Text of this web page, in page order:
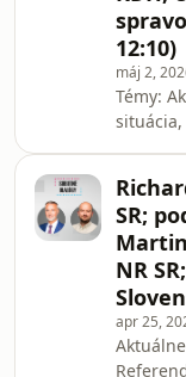
každú
12:10)
máj 2,
Témy:
situácia,
obrany;
spravodlivosti
Baránek. | Diskusiu Sobotné
každú
SR;
NR
apr 25,